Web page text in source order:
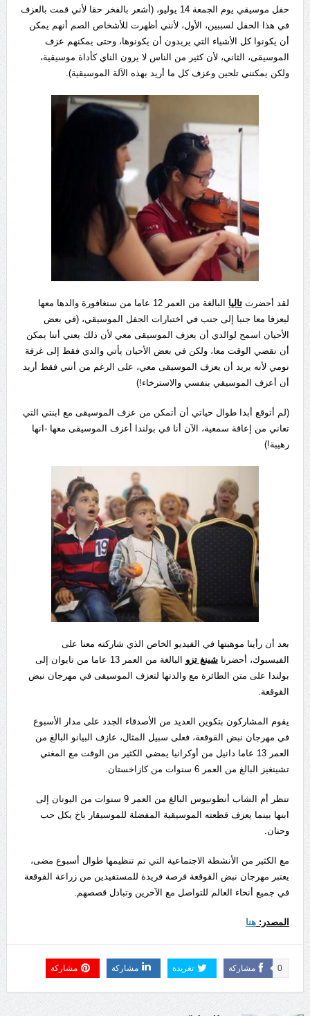
حفل موسيقي يوم الجمعة 14 يوليو، (أشعر بالفخر حقا لأني قمت بالعزف
في هذا الحفل لسببين، الأول، لأنني أظهرت للأشخاص الصم أنهم يمكن
أن يكونوا كل الأشياء التي يريدون أن يكونوها، وحتى يمكنهم عزف
الموسيقى، الثاني، لأن كثير من الناس لا يرون الناي كأداة موسيقية،
ولكن يمكنني تلحين وعزف كل ما أريد بهذه الآلة الموسيقية).
لقد أحضرت تاليا
البالغة من العمر 12 عاما من سنغافورة والدها معها
ليعزفا معا جنبا إلى جنب في اختبارات الحفل الموسيقي، (في بعض
الأحيان اسمح لوالدي أن يعزف الموسيقى معي لأن ذلك يعني أننا يمكن
أن نقضي الوقت معا، ولكن في بعض الأحيان يأتي والدي فقط إلى غرفة
نومي لأنه يريد أن يعزف الموسيقى معي، على الرغم من أنني فقط أريد
أن أعزف الموسيقي بنفسي والاسترخاء!)
(لم أتوقع أبدا طوال حياتي أن أتمكن من عزف الموسيقى مع ابنتي التي
تعاني من إعاقة سمعية، الآن أنا في بولندا أعزف الموسيقى معها -انها
رهيبة!)
بعد أن رأينا موهبتها في الفيديو الخاص الذي شاركته معنا على
الفيسبوك، أحضرنا شينغ تزو
البالغة من العمر 13 عاما من تايوان إلى
بولندا على متن الطائرة مع والدتها لتعزف الموسيقى في مهرجان نبض
القوقعة.
يقوم المشاركون بتكوين العديد من الأصدقاء الجدد على مدار الأسبوع
في مهرجان نبض القوقعة، فعلى سبيل المثال، عازف البيانو البالغ من
العمر 13 عاما دانيل من أوكرانيا يمضي الكثير من الوقت مع المغني
تشينغيز البالغ من العمر 6 سنوات من كازاخستان.
تنظر أم الشاب أنطونيوس البالغ من العمر 9 سنوات من اليونان إلى
ابنها بينما يعزف قطعته الموسيقية المفضلة للموسيقار باخ بكل حب
وحنان.
مع الكثير من الأنشطة الاجتماعية التي تم تنظيمها طوال أسبوع مضى،
يعتبر مهرجان نبض القوقعة فرصة فريدة للمستفيدين من زراعة القوقعة
في جميع أنحاء العالم للتواصل مع الآخرين وتبادل قصصهم.
المصدر: هنا
مشاركة 0 تغريدة مشاركة مشاركة